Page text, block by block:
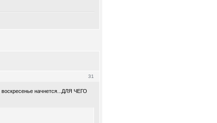
31
воскресенье начнется...ДЛЯ ЧЕГО